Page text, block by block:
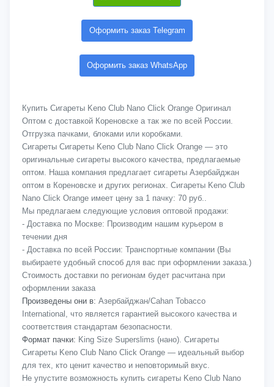
Оформить заказ Telegram
Оформить заказ WhatsApp
Купить Сигареты Keno Club Nano Click Orange Оригинал
Оптом с доставкой Кореновске а так же по всей России.
Отгрузка пачками, блоками или коробками.
Сигареты Сигареты Keno Club Nano Click Orange — это
оригинальные сигареты высокого качества, предлагаемые
оптом. Наша компания предлагает сигареты Азербайджан
оптом в Кореновске и других регионах. Сигареты Keno Club
Nano Click Orange имеет цену за 1 пачку: 70 руб..
Мы предлагаем следующие условия оптовой продажи:
- Доставка по Москве: Производим нашим курьером в
течении дня
- Доставка по всей России: Транспортные компании (Вы
выбираете удобный способ для вас при оформлении заказа.)
Стоимость доставки по регионам будет расчитана при
оформлении заказа
Произведены они в: Азербайджан/Cahan Tobacco
International, что является гарантией высокого качества и
соответствия стандартам безопасности.
Формат пачки: King Size Superslims (нано). Сигареты
Сигареты Keno Club Nano Click Orange — идеальный выбор
для тех, кто ценит качество и неповторимый вкус.
Не упустите возможность купить сигареты Keno Club Nano